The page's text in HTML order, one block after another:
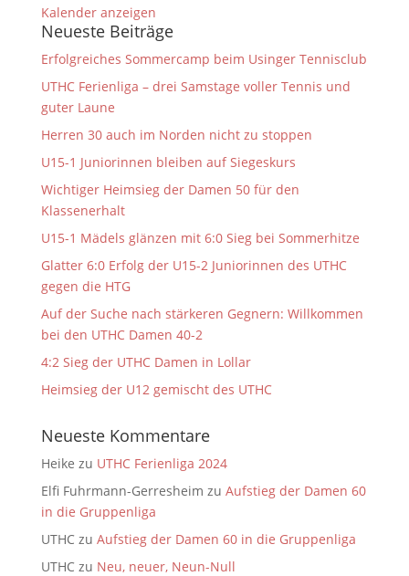
Kalender anzeigen
Neueste Beiträge
Erfolgreiches Sommercamp beim Usinger Tennisclub
UTHC Ferienliga – drei Samstage voller Tennis und
guter Laune
Herren 30 auch im Norden nicht zu stoppen
U15-1 Juniorinnen bleiben auf Siegeskurs
Wichtiger Heimsieg der Damen 50 für den
Klassenerhalt
U15-1 Mädels glänzen mit 6:0 Sieg bei Sommerhitze
Glatter 6:0 Erfolg der U15-2 Juniorinnen des UTHC
gegen die HTG
Auf der Suche nach stärkeren Gegnern: Willkommen
bei den UTHC Damen 40-2
4:2 Sieg der UTHC Damen in Lollar
Heimsieg der U12 gemischt des UTHC
Neueste Kommentare
Heike zu UTHC Ferienliga 2024
Elfi Fuhrmann-Gerresheim zu Aufstieg der Damen 60
in die Gruppenliga
UTHCzu Aufstieg der Damen 60 in die Gruppenliga
UTHCzu Neu, neuer, Neun-Null